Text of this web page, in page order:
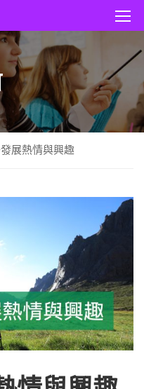
展熱情與興趣